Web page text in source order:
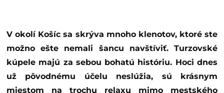
V okolí Košíc sa skrýva mnoho klenotov, ktoré ste
možno ešte nemali šancu navštíviť. Turzovské
kúpele majú za sebou bohatú históriu. Hoci dnes
už pôvodnému účelu neslúžia, sú krásnym
miestom na trochu relaxu mimo mestského